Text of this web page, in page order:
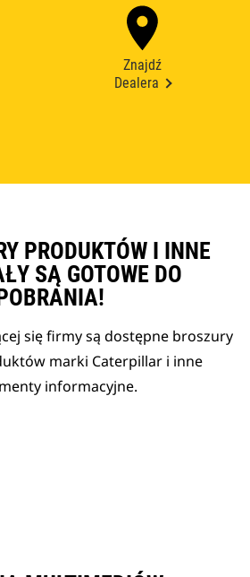
Znajdź
Dealera
PRODUKTÓW I INNE
SĄ GOTOWE DO
się firmy są dostępne broszury
marki Caterpillar i inne
informacyjne.